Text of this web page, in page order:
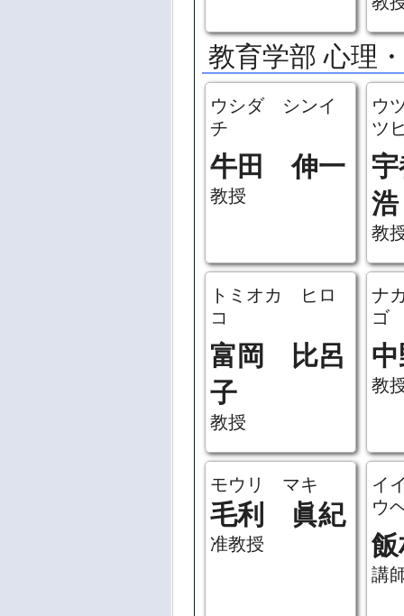
教
教育学部 心理
ウシダ シンイ
チ
牛田 伸一
教授
ウ
ツ
浩
教
トミオカ ヒロ
コ
富岡 比呂
子
教授
ナ
ゴ
教
モウリ マキ
毛利 眞紀
准教授
イ
ウ
講